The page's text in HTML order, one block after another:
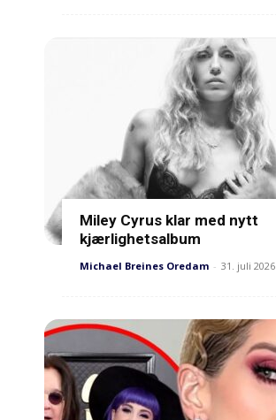
Miley Cyrus klar med nytt
kjærlighetsalbum
Michael Breines Oredam - 31. juli 2026